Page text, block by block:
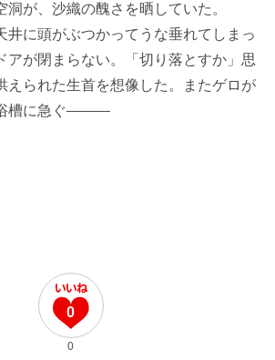
洞が、沙織の醜さを晒していた。
井に頭がぶつかってうな垂れてしまっ
アが閉まらない。「切り落とすか」思
えられた生首を想像した。またゲロが
浴槽に急ぐ―――
0
0